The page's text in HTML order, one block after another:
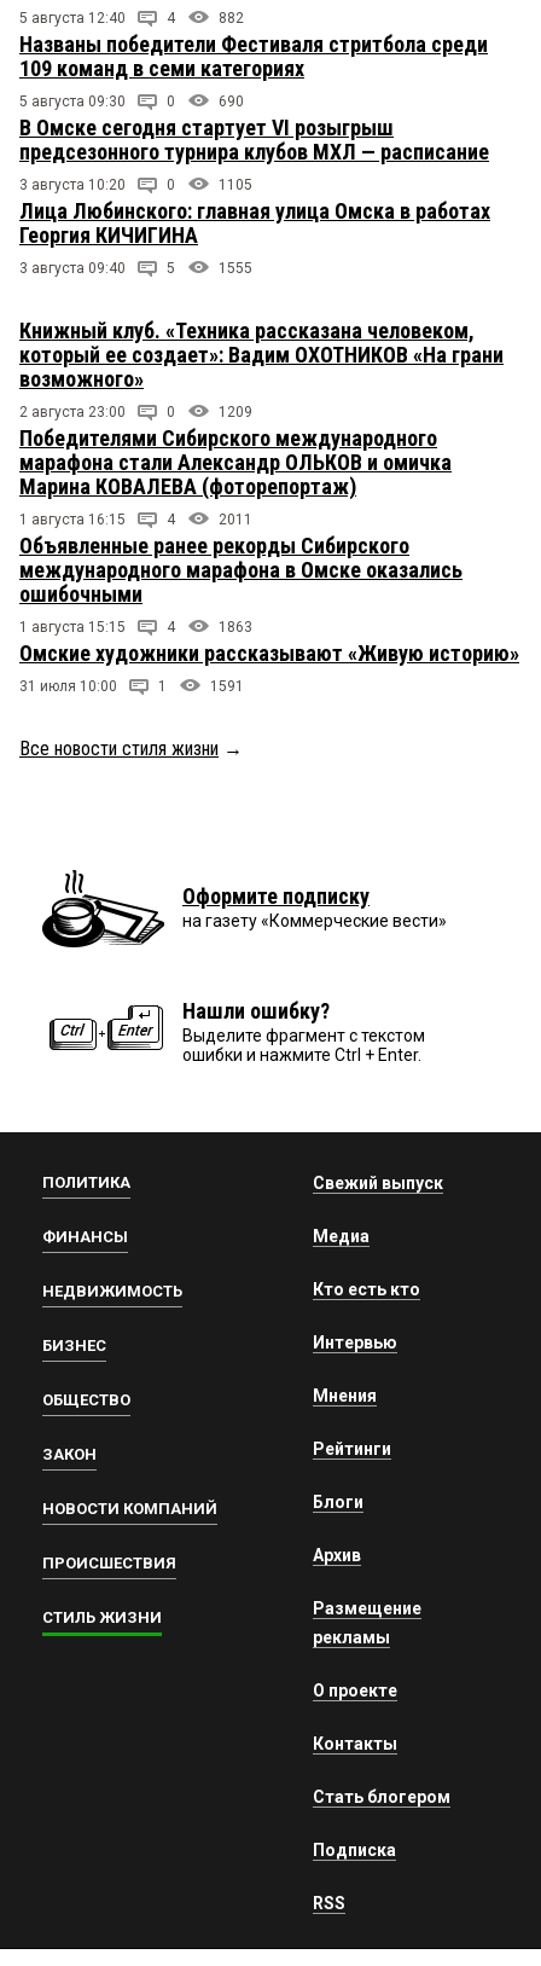
5 августа 12:40 4 882
Названы победители Фестиваля стритбола среди
109 команд в семи категориях
5 августа 09:30 0 690
В Омске сегодня стартует VI розыгрыш
предсезонного турнира клубов МХЛ — расписание
3 августа 10:20 0 1105
Лица Любинского: главная улица Омска в работах
Георгия КИЧИГИНА
3 августа 09:40 5 1555
Книжный клуб. «Техника рассказана человеком,
который ее создает»: Вадим ОХОТНИКОВ «На грани
возможного»
2 августа 23:00 0 1209
Победителями Сибирского международного
марафона стали Александр ОЛЬКОВ и омичка
Марина КОВАЛЕВА (фоторепортаж)
1 августа 16:15 4 2011
Объявленные ранее рекорды Сибирского
международного марафона в Омске оказались
ошибочными
1 августа 15:15 4 1863
Омские художники рассказывают «Живую историю»
31 июля 10:00 1 1591
Все новости стиля жизни →
Оформите подписку
на газету «Коммерческие вести»
Нашли ошибку?
Выделите фрагмент с текстом
ошибки и нажмите Ctrl + Enter.
ПОЛИТИКА
ФИНАНСЫ
НЕДВИЖИМОСТЬ
БИЗНЕС
ОБЩЕСТВО
ЗАКОН
НОВОСТИ КОМПАНИЙ
ПРОИСШЕСТВИЯ
СТИЛЬ ЖИЗНИ
Свежий выпуск
Медиа
Кто есть кто
Интервью
Мнения
Рейтинги
Блоги
Архив
Размещение
рекламы
О проекте
Контакты
Стать блогером
Подписка
RSS